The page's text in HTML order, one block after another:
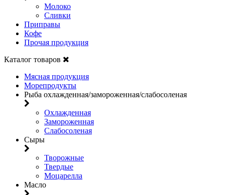
Молоко
Сливки
Приправы
Кофе
Прочая продукция
Каталог товаров
Мясная продукция
Морепродукты
Рыба охлажденная/замороженная/слабосоленая
Охлажденная
Замороженная
Слабосоленая
Сыры
Творожные
Твердые
Моцарелла
Масло